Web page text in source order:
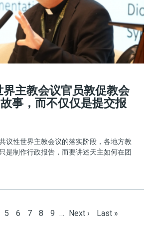
界主教会议官员敦促教会
事，而不仅仅是提交报
议性世界主教会议的落实阶段，各地方教
是制作行政报告，而要讲述天主如何在团
Page
5 Page
6 Page
7 Page
8 Page
9 … Next page
Next › Last page
Last »